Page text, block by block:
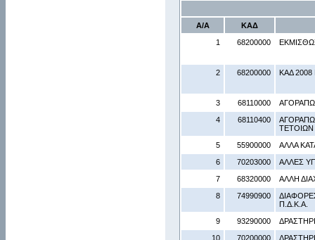
Α/Α
ΚΑΔ
1
68200000
2 68200000 ΚΑΔ 2008
3 68110000
4
68110400
ΤΕΤΟΙΩΝ
5
55900000
ΑΛΛΑ
6
70203000
ΑΛΛΕΣ
7
68320000
ΑΛΛΗ
8
74990900
Π.Δ.Κ.Α.
9
93290000
10
70200000